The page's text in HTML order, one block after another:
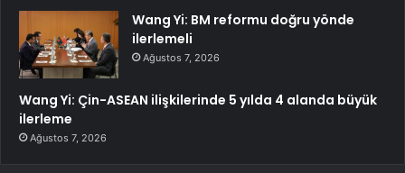
Wang Yi: BM reformu doğru yönde
ilerlemeli
Ağustos 7, 2026
Wang Yi: Çin-ASEAN ilişkilerinde 5 yılda 4 alanda büyük
ilerleme
Ağustos 7, 2026